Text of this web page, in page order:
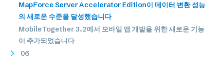
MapForce Server Accelerator Edition이 데이터 변환 성능
의 새로운 수준을 달성했습니다
MobileTogether 3.2에서 모바일 앱 개발을 위한 새로운 기능
이 추가되었습니다
06